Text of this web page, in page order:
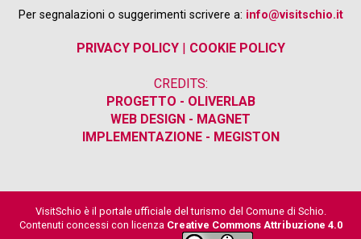
Per segnalazioni o suggerimenti scrivere a: info@visitschio.it
PRIVACY POLICY| COOKIE POLICY
CREDITS:
PROGETTO - OLIVERLAB
WEB DESIGN - MAGNET
IMPLEMENTAZIONE - MEGISTON
VisitSchio è il portale ufficiale del turismo del Comune di Schio.
Contenuti concessi con licenza Creative Commons Attribuzione 4.0